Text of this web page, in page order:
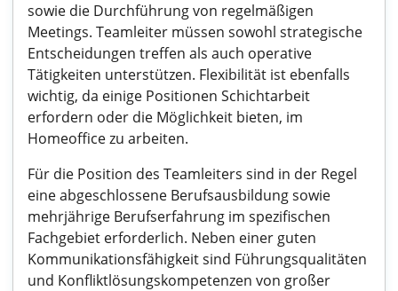
sowie die Durchführung von regelmäßigen
Meetings. Teamleiter müssen sowohl strategische
Entscheidungen treffen als auch operative
Tätigkeiten unterstützen. Flexibilität ist ebenfalls
wichtig, da einige Positionen Schichtarbeit
erfordern oder die Möglichkeit bieten, im
Homeoffice zu arbeiten.
Für die Position des Teamleiters sind in der Regel
eine abgeschlossene Berufsausbildung sowie
mehrjährige Berufserfahrung im spezifischen
Fachgebiet erforderlich. Neben einer guten
Kommunikationsfähigkeit sind Führungsqualitäten
und Konfliktlösungskompetenzen von großer